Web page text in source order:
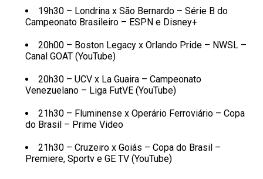
19h30 – Londrina x São Bernardo – Série B do
Campeonato Brasileiro – ESPN e Disney+
20h00 – Boston Legacy x Orlando Pride – NWSL –
Canal GOAT (YouTube)
20h30 – UCV x La Guaira – Campeonato
Venezuelano – Liga FutVE (YouTube)
21h30 – Fluminense x Operário Ferroviário – Copa
do Brasil – Prime Video
21h30 – Cruzeiro x Goiás – Copa do Brasil –
Premiere, Sportv e GE TV (YouTube)